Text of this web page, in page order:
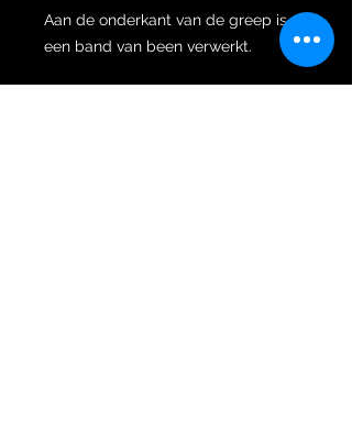
Aan de onderkant van de greep is
een band van been verwerkt.